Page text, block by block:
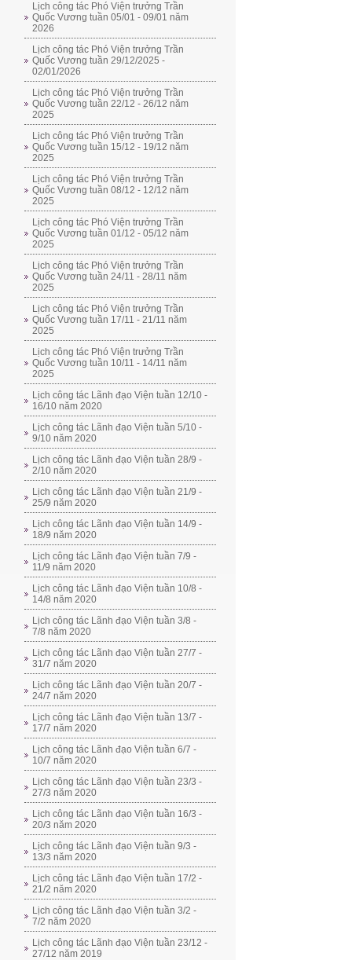
Lịch công tác Phó Viện trưởng Trần
Quốc Vương tuần 05/01 - 09/01 năm
2026
Lịch công tác Phó Viện trưởng Trần
Quốc Vương tuần 29/12/2025 -
02/01/2026
Lịch công tác Phó Viện trưởng Trần
Quốc Vương tuần 22/12 - 26/12 năm
2025
Lịch công tác Phó Viện trưởng Trần
Quốc Vương tuần 15/12 - 19/12 năm
2025
Lịch công tác Phó Viện trưởng Trần
Quốc Vương tuần 08/12 - 12/12 năm
2025
Lịch công tác Phó Viện trưởng Trần
Quốc Vương tuần 01/12 - 05/12 năm
2025
Lịch công tác Phó Viện trưởng Trần
Quốc Vương tuần 24/11 - 28/11 năm
2025
Lịch công tác Phó Viện trưởng Trần
Quốc Vương tuần 17/11 - 21/11 năm
2025
Lịch công tác Phó Viện trưởng Trần
Quốc Vương tuần 10/11 - 14/11 năm
2025
Lịch công tác Lãnh đạo Viện tuần 12/10 -
16/10 năm 2020
Lịch công tác Lãnh đạo Viện tuần 5/10 -
9/10 năm 2020
Lịch công tác Lãnh đạo Viện tuần 28/9 -
2/10 năm 2020
Lịch công tác Lãnh đạo Viện tuần 21/9 -
25/9 năm 2020
Lịch công tác Lãnh đạo Viện tuần 14/9 -
18/9 năm 2020
Lịch công tác Lãnh đạo Viện tuần 7/9 -
11/9 năm 2020
Lịch công tác Lãnh đạo Viện tuần 10/8 -
14/8 năm 2020
Lịch công tác Lãnh đạo Viện tuần 3/8 -
7/8 năm 2020
Lịch công tác Lãnh đạo Viện tuần 27/7 -
31/7 năm 2020
Lịch công tác Lãnh đạo Viện tuần 20/7 -
24/7 năm 2020
Lịch công tác Lãnh đạo Viện tuần 13/7 -
17/7 năm 2020
Lịch công tác Lãnh đạo Viện tuần 6/7 -
10/7 năm 2020
Lịch công tác Lãnh đạo Viện tuần 23/3 -
27/3 năm 2020
Lịch công tác Lãnh đạo Viện tuần 16/3 -
20/3 năm 2020
Lịch công tác Lãnh đạo Viện tuần 9/3 -
13/3 năm 2020
Lịch công tác Lãnh đạo Viện tuần 17/2 -
21/2 năm 2020
Lịch công tác Lãnh đạo Viện tuần 3/2 -
7/2 năm 2020
Lịch công tác Lãnh đạo Viện tuần 23/12 -
27/12 năm 2019